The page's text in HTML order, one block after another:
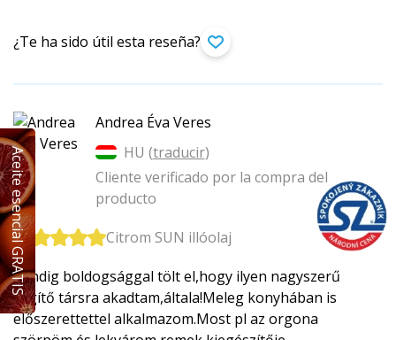
¿Te ha sido útil esta reseña?
Andrea Éva Veres
HU (traducir)
Cliente verificado por la compra del
producto
Citrom SUN illóolaj
Mindig boldogsággal tölt el,hogy ilyen nagyszerű
segítő társra akadtam,általa!Me­leg konyhában is
előszerettettel alkalmazom.Most pl az orgona
Aceite esencial GRATIS